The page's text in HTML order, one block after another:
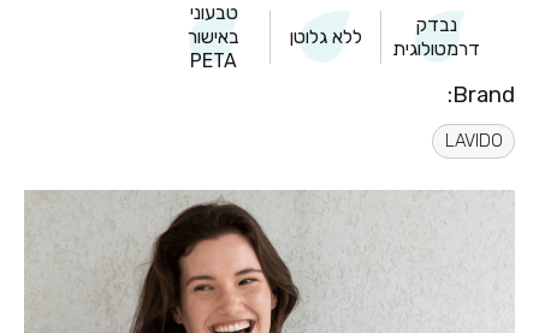
נבדק
דרמטולוגית
ללא גלוטן
טבעוני
באישור
PETA
Brand:
LAVIDO